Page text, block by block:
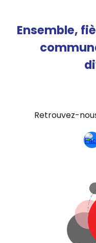
Ensemble,
Retrouvez-